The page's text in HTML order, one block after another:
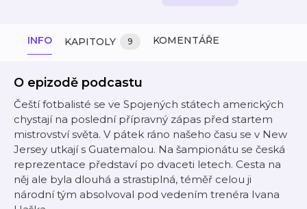
INFO KAPITOLY 9 KOMENTÁŘE
O epizodě podcastu
Čeští fotbalisté se ve Spojených státech amerických
chystají na poslední přípravný zápas před startem
mistrovství světa. V pátek ráno našeho času se v New
Jersey utkají s Guatemalou. Na šampionátu se česká
reprezentace představí po dvaceti letech. Cesta na
něj ale byla dlouhá a strastiplná, téměř celou ji
národní tým absolvoval pod vedením trenéra Ivana